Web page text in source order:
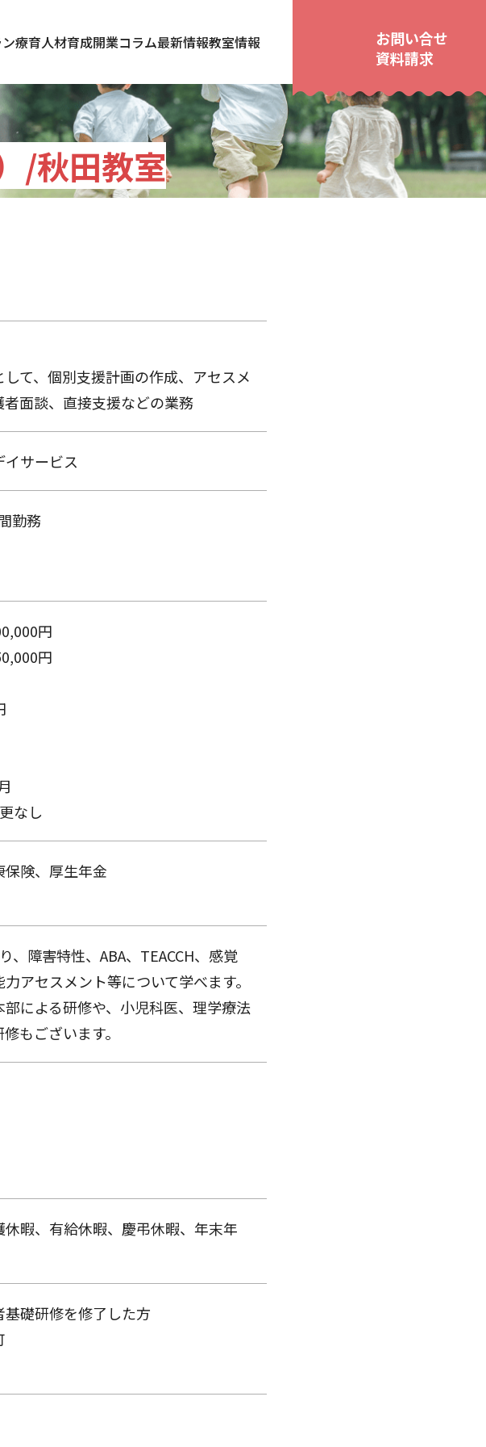
療育人材育成開業コラム最新情報教室情報
お問い合せ
資料請求
/秋田教室
て、個別支援計画の作成、アセスメ
面談、直接支援などの業務
サービス
勤務
円
円
なし
険、厚生年金
、障害特性、ABA、TEACCH、感覚
アセスメント等について学べます。
による研修や、小児科医、理学療法
もございます。
暇、有給休暇、慶弔休暇、年末年
礎研修を修了した方